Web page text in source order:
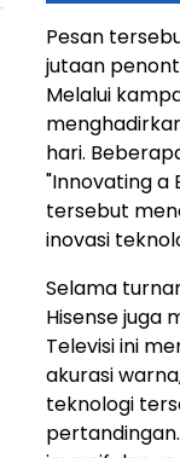
Pesan
jutaan
Melalui
hari.
"Innovating a
tersebut
inovasi
Selama
Hisense juga
Televisi ini
akurasi
teknologi